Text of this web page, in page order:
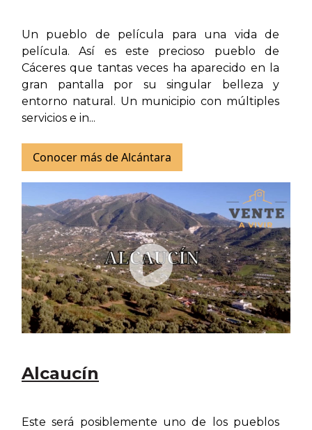
Un pueblo de película para una vida de
película. Así es este precioso pueblo de
Cáceres que tantas veces ha aparecido en la
gran pantalla por su singular belleza y
entorno natural. Un municipio con múltiples
servicios e in...
Conocer más de Alcántara
Alcaucín
Este será posiblemente uno de los pueblos